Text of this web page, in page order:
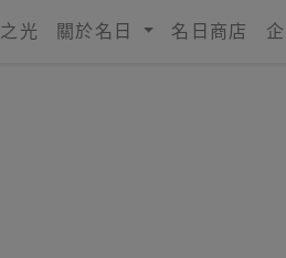
光 關於名日 名日商店